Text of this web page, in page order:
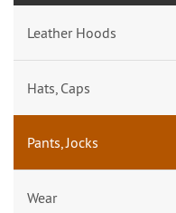
Leather Hoods
Hats, Caps
Pants, Jocks
Wear